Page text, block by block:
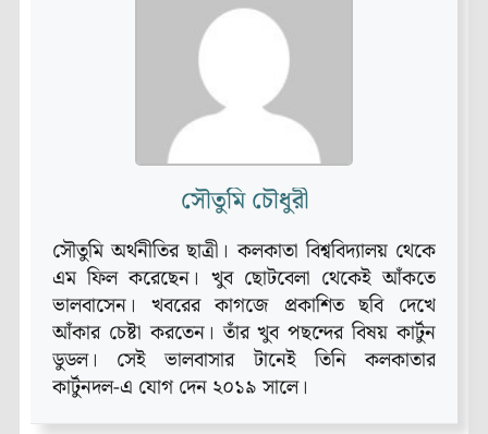
সৌতুমি চৌধুরী
সৌতুমি অর্থনীতির ছাত্রী। কলকাতা বিশ্ববিদ্যালয় থেকে
এম ফিল করেছেন। খুব ছোটবেলা থেকেই আঁকতে
ভালবাসেন। খবরের কাগজে প্রকাশিত ছবি দেখে
আঁকার চেষ্টা করতেন। তাঁর খুব পছন্দের বিষয় কার্টুন
ডুডল। সেই ভালবাসার টানেই তিনি কলকাতার
কার্টুনদল-এ যোগ দেন ২০১৯ সালে।